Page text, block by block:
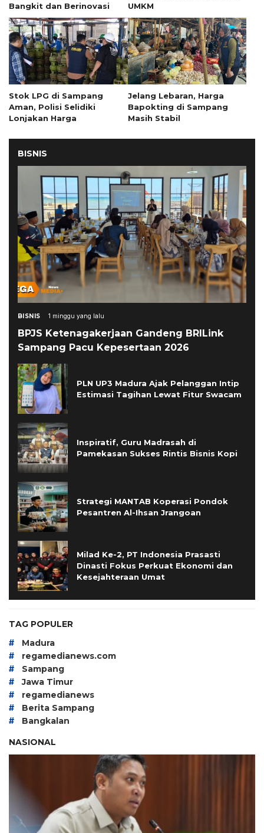
Bangkit dan Berinovasi
UMKM
Stok LPG di Sampang
Aman, Polisi Selidiki
Lonjakan Harga
Jelang Lebaran, Harga
Bapokting di Sampang
Masih Stabil
BISNIS
BISNIS 1 minggu yang lalu
BPJS Ketenagakerjaan Gandeng BRILink
Sampang Pacu Kepesertaan 2026
PLN UP3 Madura Ajak Pelanggan Intip
Estimasi Tagihan Lewat Fitur Swacam
Inspiratif, Guru Madrasah di
Pamekasan Sukses Rintis Bisnis Kopi
Strategi MANTAB Koperasi Pondok
Pesantren Al-Ihsan Jrangoan
Milad Ke-2, PT Indonesia Prasasti
Dinasti Fokus Perkuat Ekonomi dan
Kesejahteraan Umat
TAG POPULER
# Madura
# regamedianews.com
# Sampang
# Jawa Timur
# regamedianews
# Berita Sampang
#
Bangkalan
NASIONAL